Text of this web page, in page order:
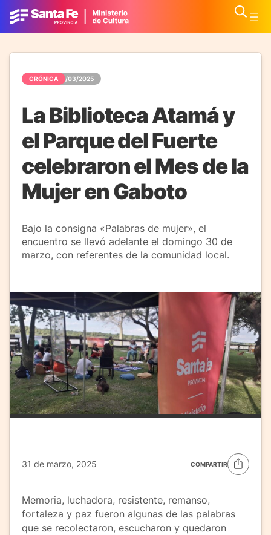
CRÓNICA 31/03/2025
La Biblioteca Atamá y
el Parque del Fuerte
celebraron el Mes de la
Mujer en Gaboto
Bajo la consigna «Palabras de mujer», el
encuentro se llevó adelante el domingo 30 de
marzo, con referentes de la comunidad local.
31 de marzo, 2025 COMPARTIR
Memoria, luchadora, resistente, remanso,
fortaleza y paz fueron algunas de las palabras
que se recolectaron, escucharon y quedaron